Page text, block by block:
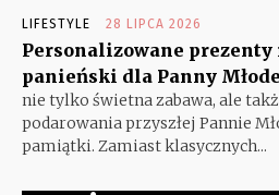
LIFESTYLE 28 LIPCA 2026
Personalizowane prezenty
panieński dla Panny
nie tylko świetna zabawa, ale
podarowania przyszłej Pannie
pamiątki. Zamiast klasycznych...